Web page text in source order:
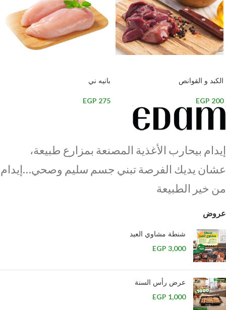
الكبد و القوانص
EGP 200
بانيه ني
EGP 275
إيدام بيحارب الأغذية المصنعة بمزارع طبيعة،
عشان يديك الفرصة تبني جسم سليم وصحي…إيدام
من خير الطبيعة
عروض
شنطة مشاوي العيد
EGP 3,000
عرض رأس السنة
EGP 1,000